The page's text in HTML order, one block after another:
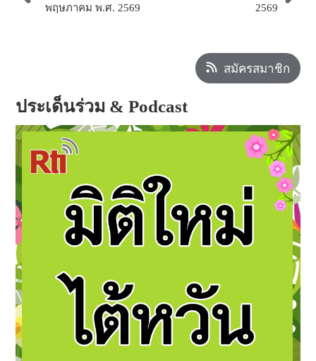
พฤษภาคม พ.ศ. 2569
2569
สมัครสมาชิก
ประเด็นร่วม & Podcast